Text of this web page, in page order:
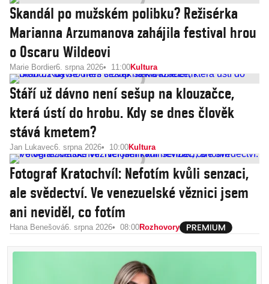
Skandál po mužském polibku? Režisérka
Marianna Arzumanova zahájila festival hrou
o Oscaru Wildeovi
Marie Bordier6. srpna 2026 11:00Kultura
Stáří už dávno není sešup na klouzačce,
která ústí do hrobu. Kdy se dnes člověk
stává kmetem?
Jan Lukavec6. srpna 2026 10:00Kultura
Fotograf Kratochvíl: Nefotím kvůli senzaci,
ale svědectví. Ve venezuelské věznici jsem
ani neviděl, co fotím
Hana Benešová6. srpna 2026 08:00Rozhovory